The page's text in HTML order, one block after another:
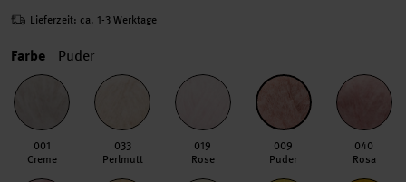
Lieferzeit: ca. 1-3 Werktage
Farbe Puder
001
Creme
033
Perlmutt
019
Rose
009
Puder
040
Rosa